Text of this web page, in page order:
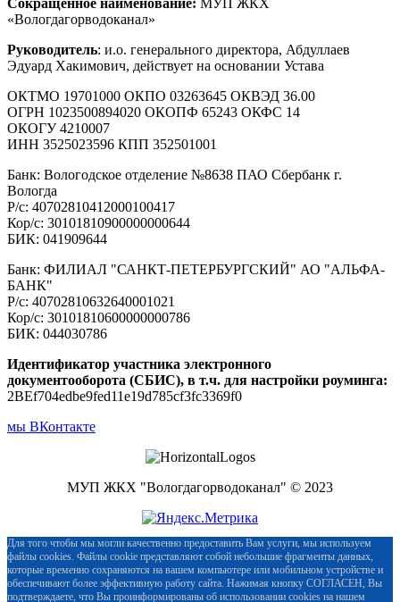
«Вологдагорводоканал»
Руководитель: и.о. генерального директора, Абдуллаев
Эдуард Хакимович, действует на основании Устава
ОКТМО 19701000 ОКПО 03263645 ОКВЭД 36.00
ОГРН 1023500894020 ОКОПФ 65243 ОКФС 14
ОКОГУ 4210007
ИНН 3525023596 КПП 352501001
Банк: Вологодское отделение №8638 ПАО Сбербанк г.
Вологда
Р/с: 40702810412000100417
Кор/с: 30101810900000000644
БИК: 041909644
Банк: ФИЛИАЛ "САНКТ-ПЕТЕРБУРГСКИЙ" АО "АЛЬФА-
БАНК"
Р/с: 40702810632640001021
Кор/с: 30101810600000000786
БИК: 044030786
Идентификатор участника электронного
документооборота (СБИС), в т.ч. для настройки роуминга:
2BEf704edbe9fed11e19d785cf3fc3369f0
мы ВКонтакте
МУП ЖКХ "Вологдагорводоканал" © 2023
Для того чтобы мы могли качественно предоставить Вам услуги, мы используем
файлы cookies. Файлы cookie представляют собой небольшие фрагменты данных,
которые временно сохраняются на вашем компьютере или мобильном устройстве и
обеспечивают более эффективную работу сайта. Нажимая кнопку СОГЛАСЕН, Вы
подтверждаете, что Вы проинформированы об использовании cookies на нашем